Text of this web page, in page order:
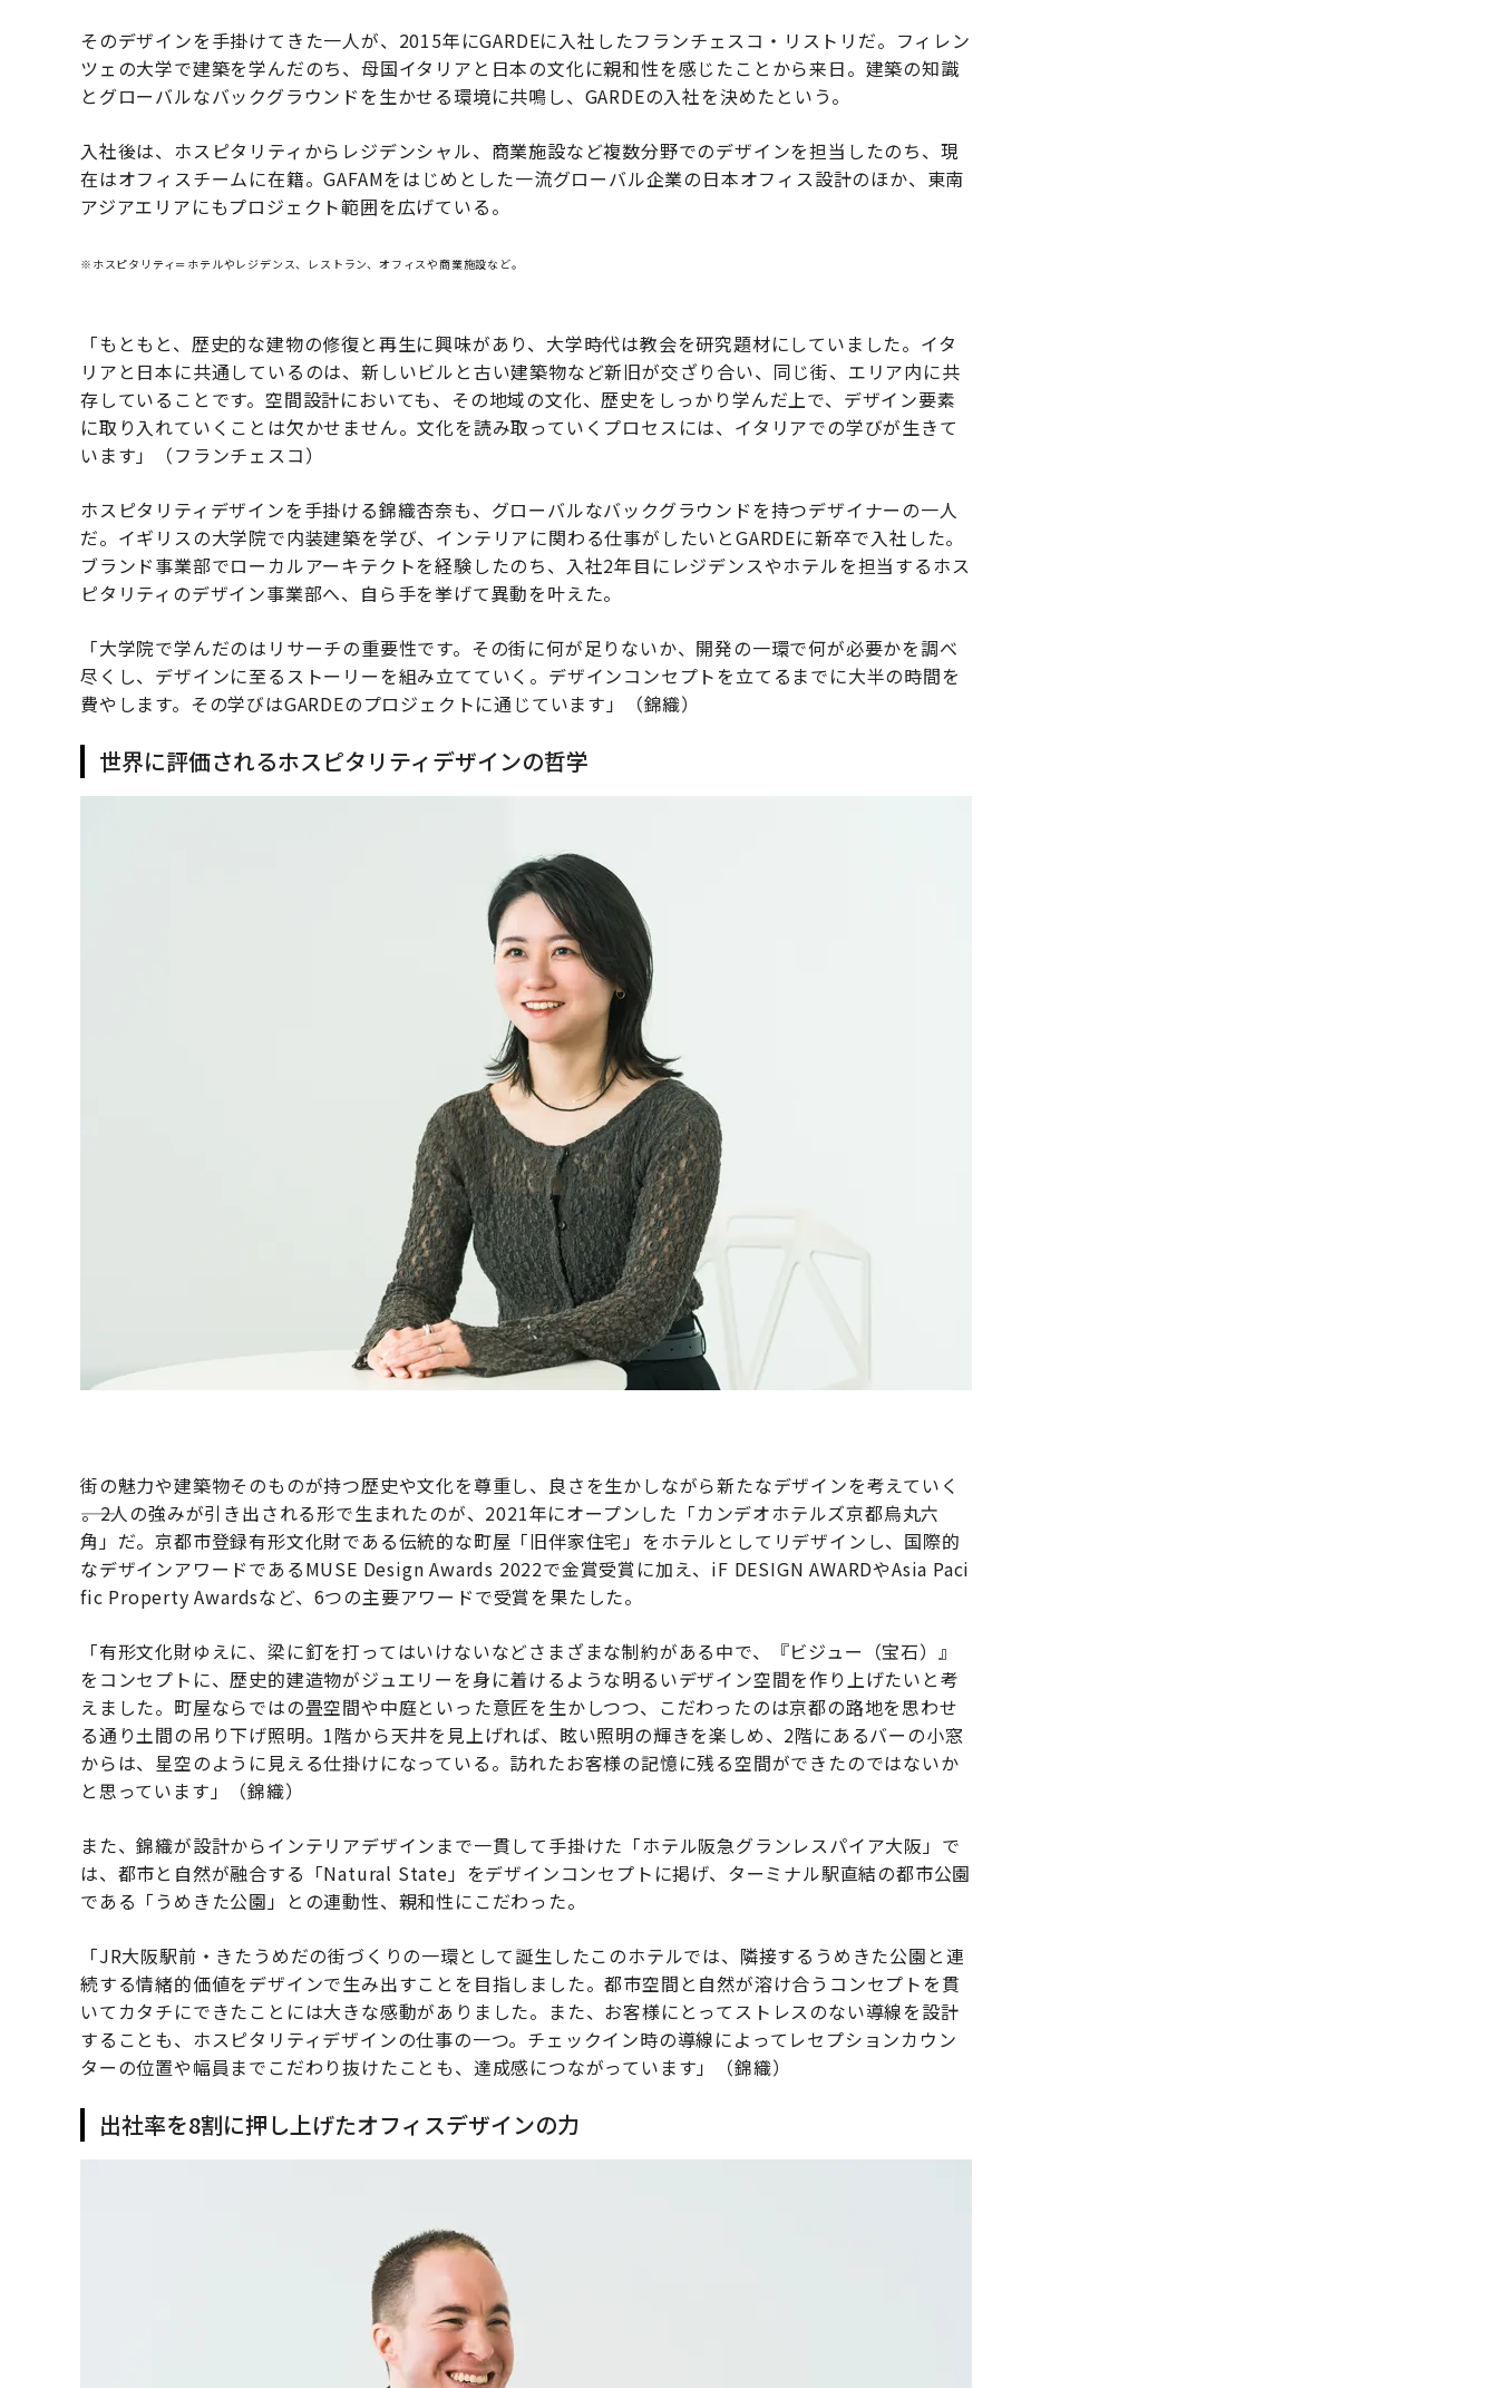
そのデザインを手掛けてきた一人が、2015年にGARDEに入社したフランチェスコ・リストリだ。フィレン
ツェの大学で建築を学んだのち、母国イタリアと日本の文化に親和性を感じたことから来日。建築の知識
とグローバルなバックグラウンドを生かせる環境に共鳴し、GARDEの入社を決めたという。
入社後は、ホスピタリティからレジデンシャル、商業施設など複数分野でのデザインを担当したのち、現
在はオフィスチームに在籍。GAFAMをはじめとした一流グローバル企業の日本オフィス設計のほか、東南
アジアエリアにもプロジェクト範囲を広げている。
※ホスピタリティ＝ホテルやレジデンス、レストラン、オフィスや商業施設など。
「もともと、歴史的な建物の修復と再生に興味があり、大学時代は教会を研究題材にしていました。イタ
リアと日本に共通しているのは、新しいビルと古い建築物など新旧が交ざり合い、同じ街、エリア内に共
存していることです。空間設計においても、その地域の文化、歴史をしっかり学んだ上で、デザイン要素
に取り入れていくことは欠かせません。文化を読み取っていくプロセスには、イタリアでの学びが生きて
います」（フランチェスコ）
ホスピタリティデザインを手掛ける錦織杏奈も、グローバルなバックグラウンドを持つデザイナーの一人
だ。イギリスの大学院で内装建築を学び、インテリアに関わる仕事がしたいとGARDEに新卒で入社した。
ブランド事業部でローカルアーキテクトを経験したのち、入社2年目にレジデンスやホテルを担当するホス
ピタリティのデザイン事業部へ、自ら手を挙げて異動を叶えた。
「大学院で学んだのはリサーチの重要性です。その街に何が足りないか、開発の一環で何が必要かを調べ
尽くし、デザインに至るストーリーを組み立てていく。デザインコンセプトを立てるまでに大半の時間を
費やします。その学びはGARDEのプロジェクトに通じています」（錦織）
世界に評価されるホスピタリティデザインの哲学
街の魅力や建築物そのものが持つ歴史や文化を尊重し、良さを生かしながら新たなデザインを考えていく
――。2人の強みが引き出される形で生まれたのが、2021年にオープンした「カンデオホテルズ京都烏丸六
角」だ。京都市登録有形文化財である伝統的な町屋「旧伴家住宅」をホテルとしてリデザインし、国際的
なデザインアワードであるMUSE Design Awards 2022で金賞受賞に加え、iF DESIGN AWARDやAsia Paci
fic Property Awardsなど、6つの主要アワードで受賞を果たした。
「有形文化財ゆえに、梁に釘を打ってはいけないなどさまざまな制約がある中で、『ビジュー（宝石）』
をコンセプトに、歴史的建造物がジュエリーを身に着けるような明るいデザイン空間を作り上げたいと考
えました。町屋ならではの畳空間や中庭といった意匠を生かしつつ、こだわったのは京都の路地を思わせ
る通り土間の吊り下げ照明。1階から天井を見上げれば、眩い照明の輝きを楽しめ、2階にあるバーの小窓
からは、星空のように見える仕掛けになっている。訪れたお客様の記憶に残る空間ができたのではないか
と思っています」（錦織）
また、錦織が設計からインテリアデザインまで一貫して手掛けた「ホテル阪急グランレスパイア大阪」で
は、都市と自然が融合する「Natural State」をデザインコンセプトに掲げ、ターミナル駅直結の都市公園
である「うめきた公園」との連動性、親和性にこだわった。
「JR大阪駅前・きたうめだの街づくりの一環として誕生したこのホテルでは、隣接するうめきた公園と連
続する情緒的価値をデザインで生み出すことを目指しました。都市空間と自然が溶け合うコンセプトを貫
いてカタチにできたことには大きな感動がありました。また、お客様にとってストレスのない導線を設計
することも、ホスピタリティデザインの仕事の一つ。チェックイン時の導線によってレセプションカウン
ターの位置や幅員までこだわり抜けたことも、達成感につながっています」（錦織）
出社率を8割に押し上げたオフィスデザインの力